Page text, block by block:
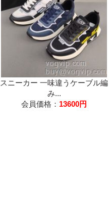
スニーカー 一味違うケーブル編
み...
会員価格： 13600円